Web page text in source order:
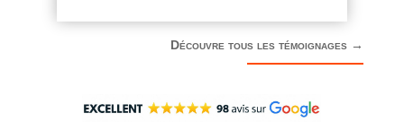
Découvre tous les témoignages →
Avis et témoignages clients coaching